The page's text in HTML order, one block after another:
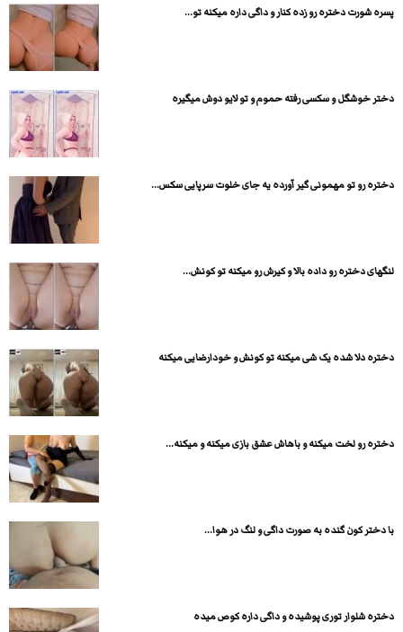
پسره شورت دختره رو زده کنار و داگی داره میکنه تو...
دختر خوشگل و سکسی رفته حموم و تو لایو دوش میگیره
دختره رو تو مهمونی گیر آورده یه جای خلوت سرپایی سکس...
لنگهای دختره رو داده بالا و کیرش رو میکنه تو کونش...
دختره دلا شده یک شی میکنه تو کونش و خودارضایی میکنه
دختره رو لخت میکنه و باهاش عشق بازی میکنه و میکنه...
با دختر کون گنده به صورت داگی و لنگ در هوا...
دختره شلوار توری پوشیده و داگی داره کوص میده